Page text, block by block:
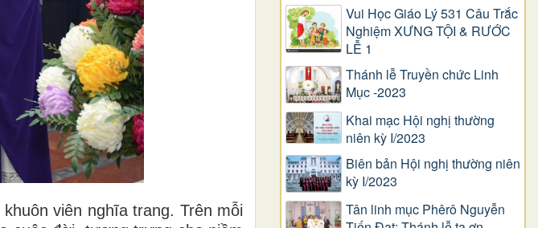
viên nghĩa trang. Trên mỗi
Vui Học Giáo Lý 531 Câu Trắc
Nghiệm XƯNG TỘI & RƯỚC
LỄ 1
Thánh lễ Truyền chức Linh
Mục -2023
Khai mạc Hội nghị thường
niên kỳ I/2023
Biên bản Hội nghị thường niên
kỳ I/2023
Tân linh mục Phêrô Nguyễn